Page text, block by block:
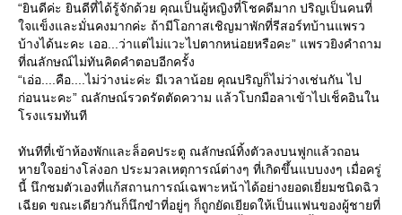
“ยินดีค่ะ ยินดีที่ได้รู้จักด้วย คุณเป็นผู้หญิงที่โชคดีมาก ปริญเป็นคนที่
จแข็งและมั่นคงมากค่ะ ถ้ามีโอกาสเชิญมาพักที่รีสอร์ทบ้านแพรว
บ้างได้นะคะ เออ...ว่าแต่ไม่แวะไปตากหน่อยหรือคะ” แพรวยิงคำถาม
ที่ณลักษณ์ไม่ทันคิดคำตอบอีกครั้ง
“เอ่อ....คือ....ไม่ว่างน่ะค่ะ มีเวลาน้อย คุณปริญก็ไม่ว่างเช่นกัน ไป
ก่อนนะคะ” ณลักษณ์รวดรัดตัดความ แล้วโบกมือลาเข้าไปเช็คอินใน
รงแรมทันที
ทันทีที่เข้าห้องพักและล็อคประตู ณลักษณ์ทิ้งตัวลงบนฟูกแล้วถอน
หายใจอย่างโล่งอก ประมวลเหตุการณ์ต่างๆ ที่เกิดขึ้นแบบงงๆ เมื่อครู่
นี้ นึกชมตัวเองที่แก้สถานการณ์เฉพาะหน้าได้อย่างยอดเยี่ยมชนิดฉิว
เฉียด ขณะเดียวกันก็นึกขำที่อยู่ๆ ก็ถูกยัดเยียดให้เป็นแฟนของผู้ชายที่